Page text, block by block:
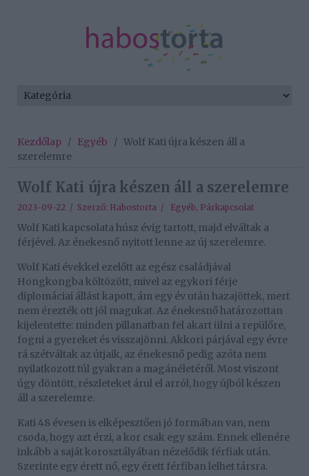
Kezdőlap / Egyéb / Wolf Kati újra készen áll a
szerelemre
Wolf Kati újra készen áll a szerelemre
2023-09-22 / Szerző: Habostorta / Egyéb, Párkapcsolat
Wolf Kati kapcsolata húsz évig tartott, majd elváltak a
férjével. Az énekesnő nyitott lenne az új szerelemre.
Wolf Kati évekkel ezelőtt az egész családjával
Hongkongba költözött, mivel az egykori férje
diplomáciai állást kapott, ám egy év után hazajöttek, mert
nem érezték ott jól magukat. Az énekesnő határozottan
kijelentette: minden pillanatban fel akart ülni a repülőre,
fogni a gyereket és visszajönni. Akkori párjával egy évre
rá szétváltak az útjaik, az énekesnő pedig azóta nem
nyilatkozott túl gyakran a magánéletéről. Most viszont
úgy döntött, részleteket árul el arról, hogy újból készen
áll a szerelemre.
Kati 48 évesen is elképesztően jó formában van, nem
csoda, hogy azt érzi, a kor csak egy szám. Ennek ellenére
inkább a saját korosztályában nézelődik férfiak után.
Szerinte egy érett nő, egy érett férfiban lelhet társra.